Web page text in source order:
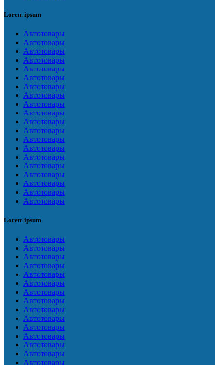
Lorem ipsum
Автотовары
Автотовары
Автотовары
Автотовары
Автотовары
Автотовары
Автотовары
Автотовары
Автотовары
Автотовары
Автотовары
Автотовары
Автотовары
Автотовары
Автотовары
Автотовары
Автотовары
Автотовары
Автотовары
Автотовары
Lorem ipsum
Автотовары
Автотовары
Автотовары
Автотовары
Автотовары
Автотовары
Автотовары
Автотовары
Автотовары
Автотовары
Автотовары
Автотовары
Автотовары
Автотовары
Автотовары